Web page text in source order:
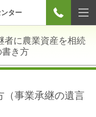
ター
者に農業資産を相続
書き方
（事業承継の遺言